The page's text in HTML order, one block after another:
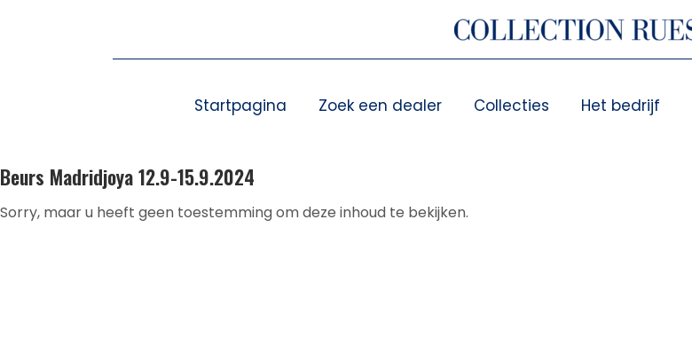
Startpagina Zoek een dealer Collecties Het bedrijf
Beurs Madridjoya 12.9-15.9.2024
Sorry, maar u heeft geen toestemming om deze inhoud te bekijken.